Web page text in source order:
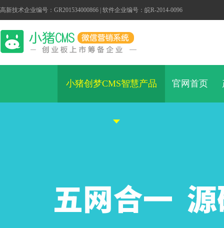
高新技术企业编号：GR201534000866 | 软件企业编号：皖R-2014-0096
小猪创梦CMS智慧产品 官网首页